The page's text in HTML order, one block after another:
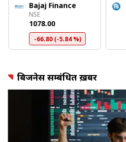
Bajaj Finance
NSE
₹1078.00
-66.80 (-5.84 %)
बिजनेस सम्बंधित ख़बरें